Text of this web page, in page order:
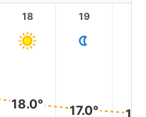
18
18.0°
19
17.0°